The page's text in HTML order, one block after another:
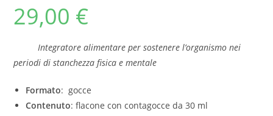
29,00 €
Integratore alimentare per sostenere l’organismo nei
periodi di stanchezza fisica e mentale
Formato: gocce
Contenuto: flacone con contagocce da 30 ml